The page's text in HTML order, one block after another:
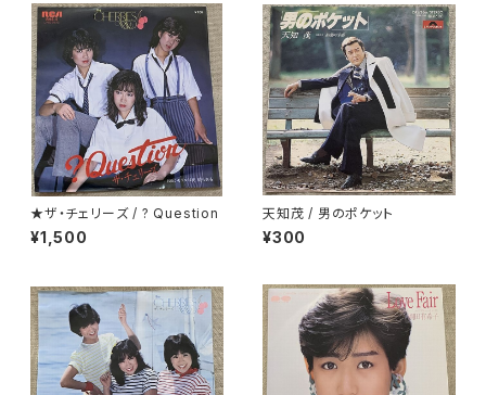
★ザ・チェリーズ / ? Question
¥1,500
天知茂 / 男のポケット
¥300